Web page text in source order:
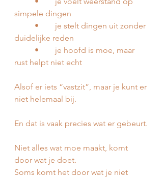
simpele dingen
duidelijke reden
rust helpt niet echt
Alsof er iets “vastzit”, maar je kunt er
niet helemaal bij.
En dat is vaak precies wat er gebeurt.
Niet alles wat moe maakt, komt
door wat je doet.
Soms komt het door wat je niet